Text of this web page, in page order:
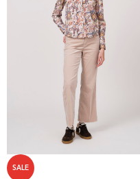
SALE